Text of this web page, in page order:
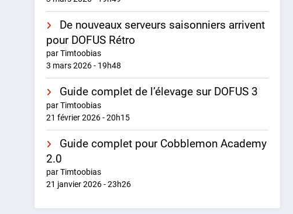
De nouveaux serveurs saisonniers arrivent
pour DOFUS Rétro
par Timtoobias
3 mars 2026 - 19h48
Guide complet de l’élevage sur DOFUS 3
par Timtoobias
21 février 2026 - 20h15
Guide complet pour Cobblemon Academy
2.0
par Timtoobias
21 janvier 2026 - 23h26